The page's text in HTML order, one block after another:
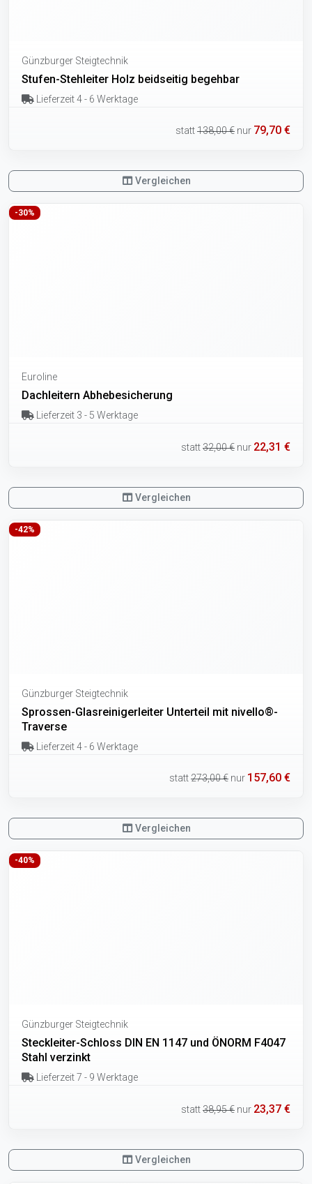
Günzburger Steigtechnik
Stufen-Stehleiter Holz beidseitig begehbar
Lieferzeit 4 - 6 Werktage
statt138,00 € nur 79,70 €
Vergleichen
-30%
Euroline
Dachleitern Abhebesicherung
Lieferzeit 3 - 5 Werktage
statt32,00 € nur 22,31 €
Vergleichen
-42%
Günzburger Steigtechnik
Sprossen-Glasreinigerleiter Unterteil mit nivello®-
Traverse
Lieferzeit 4 - 6 Werktage
statt273,00 € nur 157,60 €
Vergleichen
-40%
Günzburger Steigtechnik
Steckleiter-Schloss DIN EN 1147 und ÖNORM F4047
Stahl verzinkt
Lieferzeit 7 - 9 Werktage
statt38,95 € nur 23,37 €
Vergleichen